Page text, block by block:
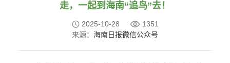
走，一起到海南“追鸟”去！
2025-10-28
1351
来源： 海南日报微信公众号